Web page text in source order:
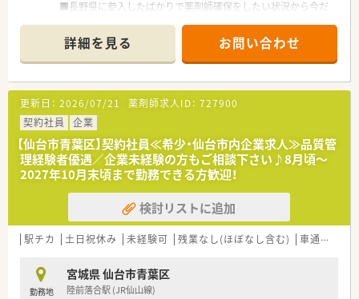
キャリア（エリア長⇒SV⇒支店長⇒支社長）」と「スペシャリスト
キャリア（専門認定を極めていく）」の2つコースが用意されてい
ます。
薬剤師資格以外の資格に対しても手当を支給（アロマテラピー検
定、かかりつけ薬剤師など）。
病気やケガなどで働けないときの生活費をサポート「LTD（保
険）」に会社が加入してくれます。
「自宅通勤コース」且つ賃貸物件に居住されている方は、住宅手
当「20,000～40,000円」を支給。
産休･育休の取得率100%、復帰率96%と女性の方が安心して復
帰出来る環境づくりに努めています。
■長野県に参入したばかりで薬剤師確保をしたい状況から今だ
■住宅手当もあり自宅通勤コースの方でも単身者で20,000～
25,000円/扶養家族のいる世帯主で30,000～40,000円相談可能
です。
■教育向上のためのサポートにも力を入れています。
各種研修会参加や認定資格補助もありスキルアップをサポー
トいたします！
詳細を見る お問い合わせ
更新日： 2026/07/21 薬剤師求人ID： 727900
契約社員
企業
【仙台市青葉区】契約社員≪希少・仙台市内企業求人≫品質管
理経験者優遇／企業未経験の方もご相談下さい♪8月頃～
2027年10月末頃まで勤務できる方歓迎！
検討リストに追加
駅チカ 土日祝休み 未経験可 残業なし(ほぼなし含む) 車通勤可
勤務地
宮城県 仙台市青葉区
陸前落合駅 (JR仙山線)